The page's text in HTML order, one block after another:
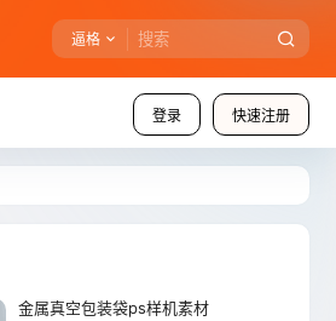
逼格
登录 快速注册
金属真空包装袋ps样机素材